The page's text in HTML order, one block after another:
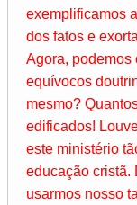
exemplificamos
dos fatos e
Agora, podemos
equívocos
mesmo?
edificados!
este ministério
educação cristã.
usarmos nosso